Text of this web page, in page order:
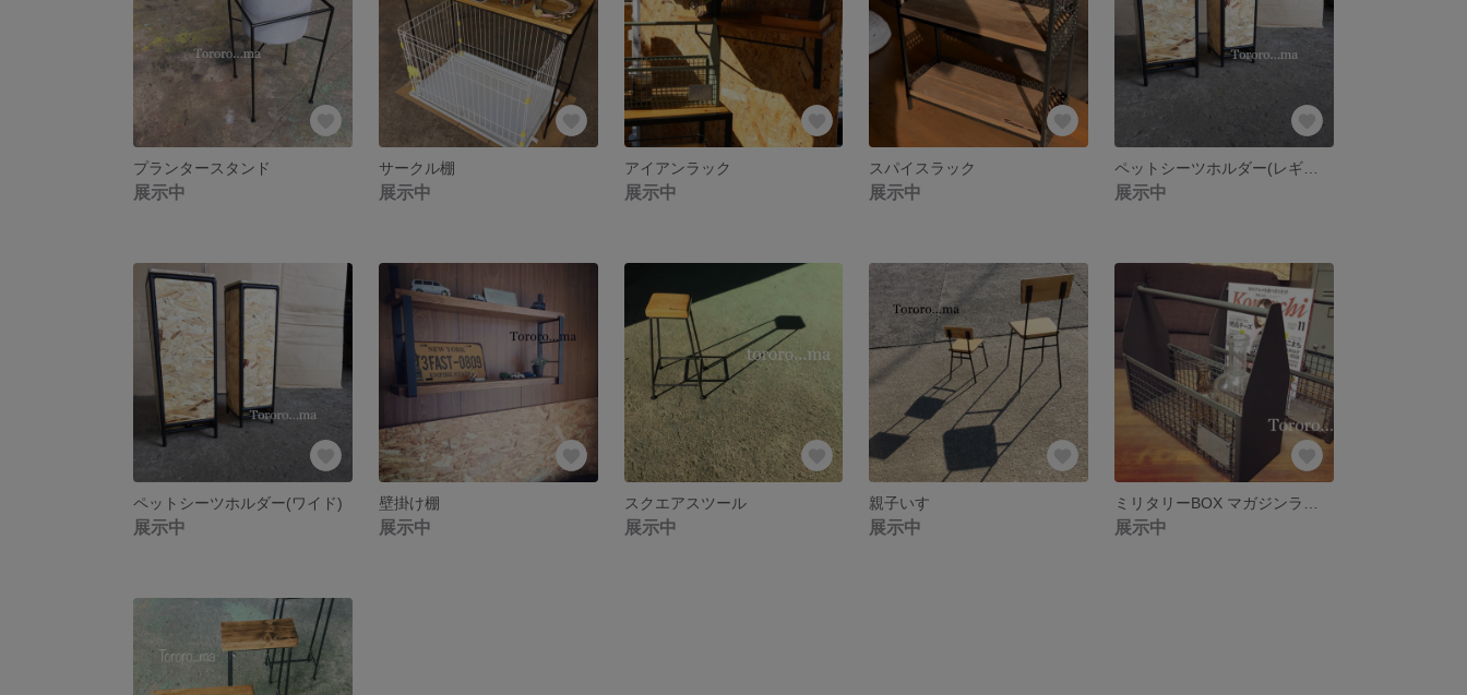
プランタースタンド
展示中
サークル棚
展示中
アイアンラック
展示中
スパイスラック
展示中 展示中
ペットシーツホルダー(ワイド)
展示中
壁掛け棚
展示中
スクエアスツール
展示中
親子いす
展示中 展示中